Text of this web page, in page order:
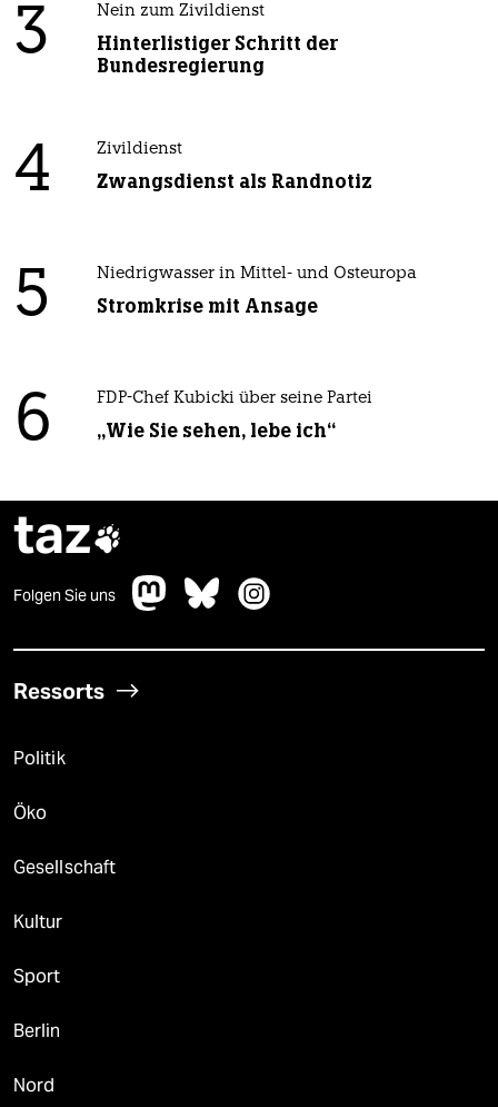
3 Nein zum Zivildienst
Hinterlistiger Schritt der
Bundesregierung
4 Zivildienst
Zwangsdienst als Randnotiz
5 Niedrigwasser in Mittel- und Osteuropa
Stromkrise mit Ansage
6 FDP-Chef Kubicki über seine Partei
„Wie Sie sehen, lebe ich“
taz
Folgen Sie uns
Ressorts
Politik
Öko
Gesellschaft
Kultur
Sport
Berlin
Nord